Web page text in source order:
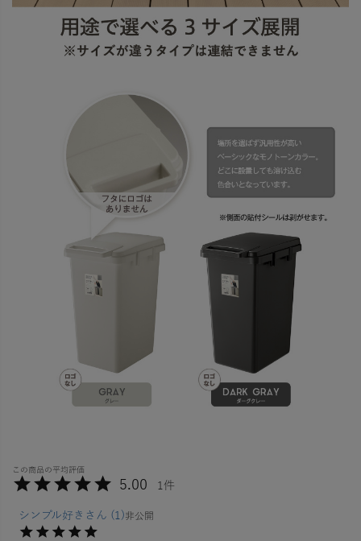
5.00 1
シンプル好き 1 非公開